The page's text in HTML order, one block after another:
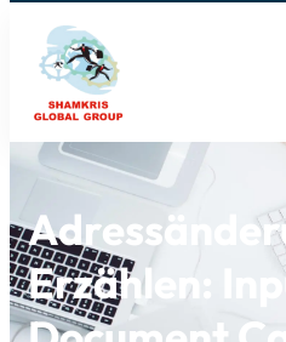
Erzählen: